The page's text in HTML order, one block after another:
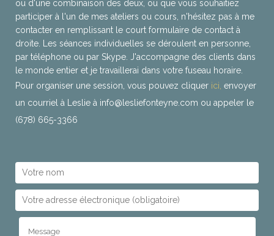
ou d'une combinaison des deux, ou que vous souhaitiez
participer à l'un de mes ateliers ou cours, n'hésitez pas à me
contacter en remplissant le court formulaire de contact à
droite. Les séances individuelles se déroulent en personne,
par téléphone ou par Skype. J'accompagne des clients dans
le monde entier et je travaillerai dans votre fuseau horaire.
Pour organiser une session, vous pouvez cliquer ici, envoyer
un courriel à Leslie à info@lesliefonteyne.com ou appeler le
(678) 665-3366